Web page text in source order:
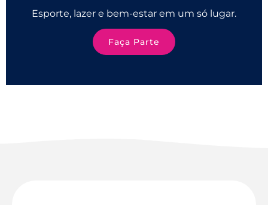
Esporte, lazer e bem-estar em um só lugar.
Faça Parte